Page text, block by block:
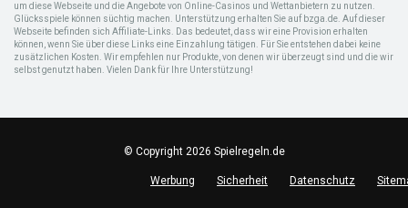
um diese Webseite und die Angebote von Online-Casinos und Wettanbietern zu nutzen.
Glücksspiele können süchtig machen. Unterstützung erhalten Sie auf bzga.de. Auf dieser
Webseite befinden sich Affiliate-Links. Das bedeutet, dass wir eine Provision erhalten
können, wenn Sie über diese Links eine Einzahlung tätigen. Für Sie entstehen dabei keine
zusätzlichen Kosten. Wir empfehlen nur Produkte, von denen wir überzeugt sind und die wir
selbst genutzt haben. Vielen Dank für Ihre Unterstützung!
© Copyright 2026 Spielregeln.de
Werbung Sicherheit Datenschutz